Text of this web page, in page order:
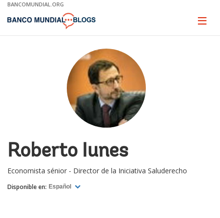
Skip
Main
BANCOMUNDIAL.ORG
Page
Roberto Iunes
Economista sénior - Director de la Iniciativa Saluderecho
Disponible en: Español